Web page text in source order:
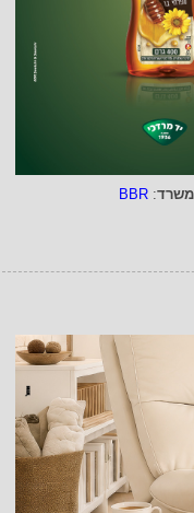
משרד:
BBR